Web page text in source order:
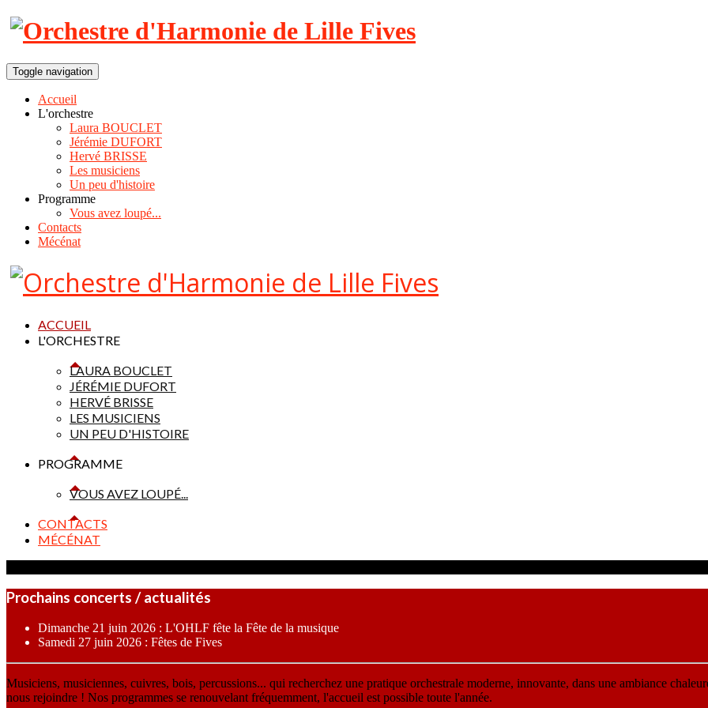
Toggle navigation
Accueil
L'orchestre
Laura BOUCLET
Jérémie DUFORT
Hervé BRISSE
Les musiciens
Un peu d'histoire
Programme
Vous avez loupé...
Contacts
Mécénat
ACCUEIL
L'ORCHESTRE
LAURA BOUCLET
JÉRÉMIE DUFORT
HERVÉ BRISSE
LES MUSICIENS
UN PEU D'HISTOIRE
PROGRAMME
VOUS AVEZ LOUPÉ...
CONTACTS
MÉCÉNAT
Prochains concerts / actualités
Dimanche 21 juin 2026 : L'OHLF fête la Fête de la musique
Samedi 27 juin 2026 : Fêtes de Fives
Musiciens, musiciennes, cuivres, bois, percussions... qui recherchez une pratique orchestrale moderne, innovante, dans une ambiance
nous rejoindre ! Nos programmes se renouvelant fréquemment, l'accueil est possible toute l'année.